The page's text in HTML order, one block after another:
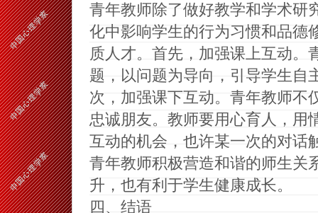
青年教师除了做好教学和学术研
化中影响学生的行为习惯和品德
质人才。首先，加强课上互动。
题，以问题为导向，引导学生自
次，加强课下互动。青年教师不
忠诚朋友。教师要用心育人，用
互动的机会，也许某一次的对话
青年教师积极营造和谐的师生关
升，也有利于学生健康成长。
四、结语